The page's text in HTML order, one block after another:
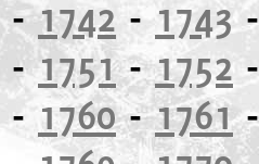
-1742-1743
-1751-1752
-1760-1761